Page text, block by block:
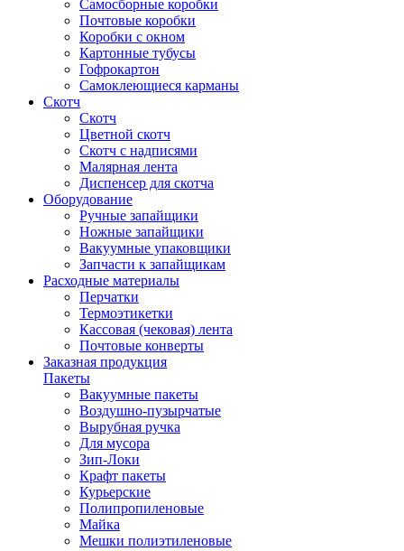
Самосборные коробки
Почтовые коробки
Коробки с окном
Картонные тубусы
Гофрокартон
Самоклеющиеся карманы
Скотч
Скотч
Цветной скотч
Скотч с надписями
Малярная лента
Диспенсер для скотча
Оборудование
Ручные запайщики
Ножные запайщики
Вакуумные упаковщики
Запчасти к запайщикам
Расходные материалы
Перчатки
Термоэтикетки
Кассовая (чековая) лента
Почтовые конверты
Заказная продукция
Пакеты
Вакуумные пакеты
Воздушно-пузырчатые
Вырубная ручка
Для мусора
Зип-Локи
Крафт пакеты
Курьерские
Полипропиленовые
Майка
Мешки полиэтиленовые